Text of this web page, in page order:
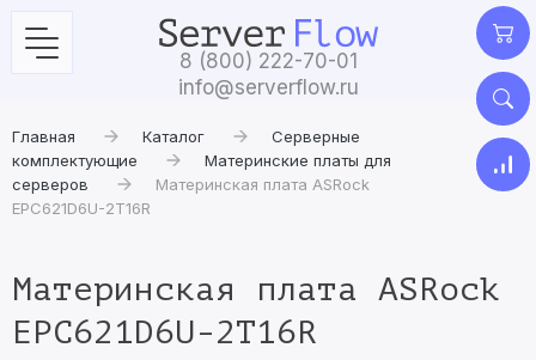
8 (800) 222-70-01
info@serverflow.ru
Главная Каталог
Серверные
комплектующие
Материнские платы для
серверов
Материнская плата ASRock
EPC621D6U-2T16R
Материнская плата ASRock
EPC621D6U-2T16R